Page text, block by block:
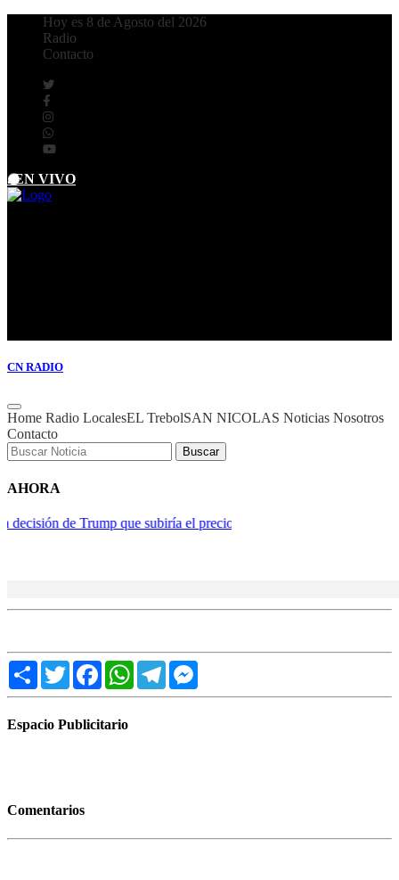
Hoy es 8 de Agosto del 2026
Radio
Contacto
. EN VIVO
CNRADIO
Home Radio LocalesEL TrebolSAN NICOLAS Noticias Nosotros
Contacto
Buscar
AHORA
el precio de los medicamentos en 2027
Share TwitterFacebookWhatsApp
Telegram
Espacio Publicitario
Comentarios